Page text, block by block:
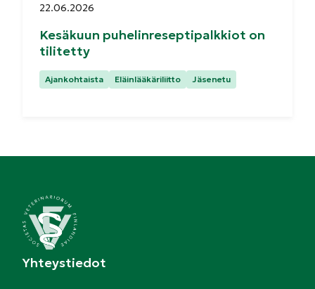
Julkaistu:
22.06.2026
Kesäkuun puhelinreseptipalkkiot on
tilitetty
Kategoriat:
Ajankohtaista Eläinlääkäriliitto Jäsenetu
Yhteystiedot